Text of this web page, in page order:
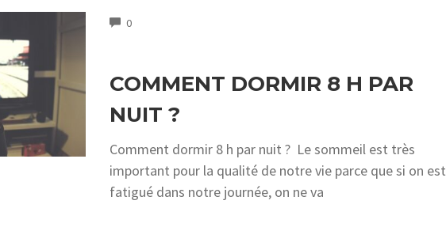
0COMMENTS
COMMENT DORMIR 8 H PAR
NUIT ?
Comment dormir 8 h par nuit ? Le sommeil est très
important pour la qualité de notre vie parce que si on est
fatigué dans notre journée, on ne va